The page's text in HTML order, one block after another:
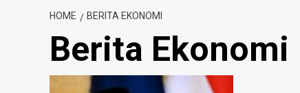
HOME BERITA EKONOMI
Berita Ekonomi